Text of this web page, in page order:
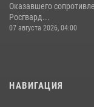
Оказавшего
Росгвард...
07 августа 2026, 04:00
НАВИГАЦИЯ